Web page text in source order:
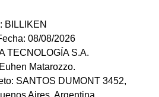
BILLIKEN
08/08/2026
TECNOLOGÍA S.A.
Matarozzo.
SANTOS DUMONT 3452,
Aires, Argentina.